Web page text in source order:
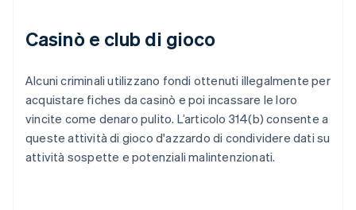
Casinò e club di gioco
Alcuni criminali utilizzano fondi ottenuti illegalmente per
acquistare fiches da casinò e poi incassare le loro
vincite come denaro pulito. L’articolo 314(b) consente a
queste attività di gioco d'azzardo di condividere dati su
attività sospette e potenziali malintenzionati.